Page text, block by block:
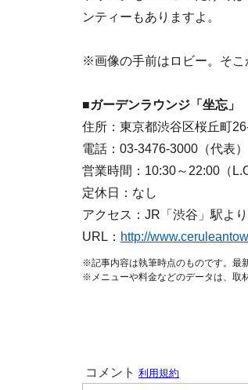
ンティーもありますよ。
※画像の手前はロビー。そこ
■ガーデンラウンジ「坐忘」
住所：東京都渋谷区桜丘町
電話：03-3476-3000（代表）
営業時間：10:30～22:00（
定休日：なし
アクセス：JR「渋谷」駅よ
URL： http://
※記事内容は執筆時点のものです。最
※メニューや料金などのデータは、取